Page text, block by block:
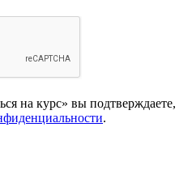
на курс» вы подтверждаете,
.